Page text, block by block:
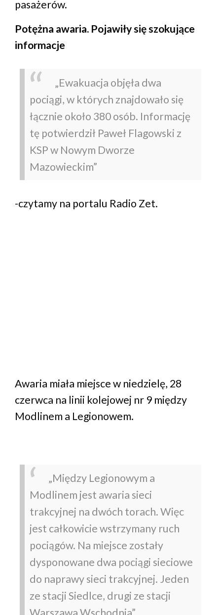
pasażerów.
Potężna awaria. Pojawiły się szokujące
informacje
„Ewakuacja objęła dwa
pociągi, w których znajdowało się
łącznie około 380 osób. Informację
tę potwierdził Paweł Flagowski z
KSP w Nowym Dworze
Mazowieckim”
-czytamy na portalu Radio Zet.
Awaria miała miejsce w niedzielę, 28
czerwca na linii kolejowej nr 9 między
Modlinem a Legionowem.
„Między Legionowym a
Modlinem jest awaria sieci
trakcyjnej na dwóch torach. Więc
jest całkowicie wstrzymany ruch
pociągów. Na miejsce zostały
dysponowane dwa pociągi sieciowe
do naprawy sieci trakcyjnej. Jeden
ze stacji Siedlce, drugi ze stacji